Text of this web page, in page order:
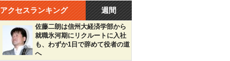
アクセスランキング 週間
佐藤二朗は信州大経済学部から
就職氷河期にリクルートに入社
も、わずか1日で辞めて役者の道
へ